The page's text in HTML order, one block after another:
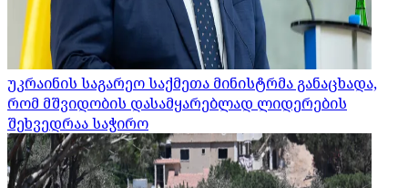
უკრაინის საგარეო საქმეთა მინისტრმა განაცხადა,
რომ მშვიდობის დასამყარებლად ლიდერების
შეხვედრაა საჭირო